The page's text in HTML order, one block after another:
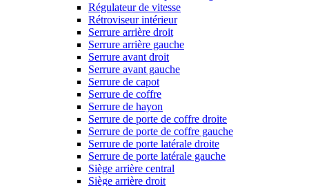
Régulateur de vitesse
Rétroviseur intérieur
Serrure arrière droit
Serrure arrière gauche
Serrure avant droit
Serrure avant gauche
Serrure de capot
Serrure de coffre
Serrure de hayon
Serrure de porte de coffre droite
Serrure de porte de coffre gauche
Serrure de porte latérale droite
Serrure de porte latérale gauche
Siège arrière central
Siège arrière droit